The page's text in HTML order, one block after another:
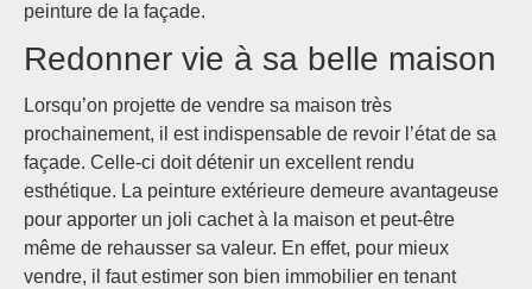
peinture de la façade.
Redonner vie à sa belle maison
Lorsqu’on projette de vendre sa maison très
prochainement, il est indispensable de revoir l’état de sa
façade. Celle-ci doit détenir un excellent rendu
esthétique. La peinture extérieure demeure avantageuse
pour apporter un joli cachet à la maison et peut-être
même de rehausser sa valeur. En effet, pour mieux
vendre, il faut estimer son bien immobilier en tenant